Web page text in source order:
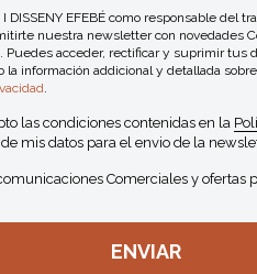
I DISSENY EFEBÉ como responsable del
nuestra newsletter con novedades
Puedes acceder, rectificar y suprimir tus
la información addicional y detallada
.
las condiciones contenidas en la
mis datos para el envio de la
Comerciales y ofertas